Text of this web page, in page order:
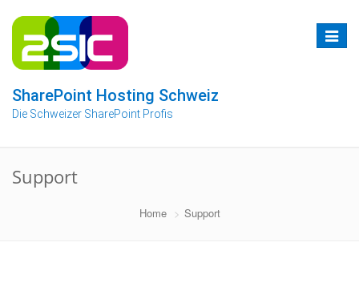
Inhalt
springen
Toggle
SharePoint Hosting Schweiz
Die Schweizer SharePoint Profis
Support
Home Support